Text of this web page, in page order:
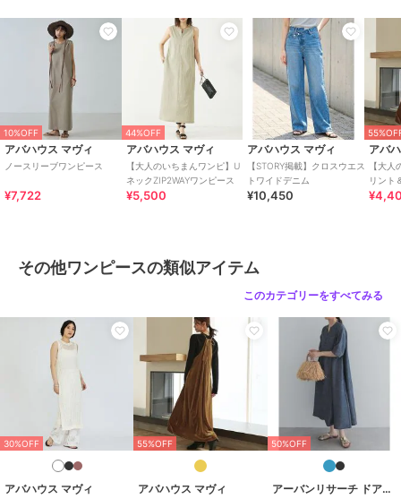
10%OFF
アバハウス マヴィ
ノースリーブワンピース
¥7,722
44%OFF
アバハウス マヴィ
【大人のいちまんワンピ】U
ネックZIP2WAYワンピース
¥5,500
アバハウス マヴィ
【STORY掲載】クロスウエス
トワイドデニム
¥10,450
アバ
【大
リント
その他ワンピースの類似アイテム
このカテゴリーをすべてみる
30%OFF
アバハウス マヴィ
55%OFF
アバハウス マヴィ
50%OFF
アーバンリサーチ ドアーズ